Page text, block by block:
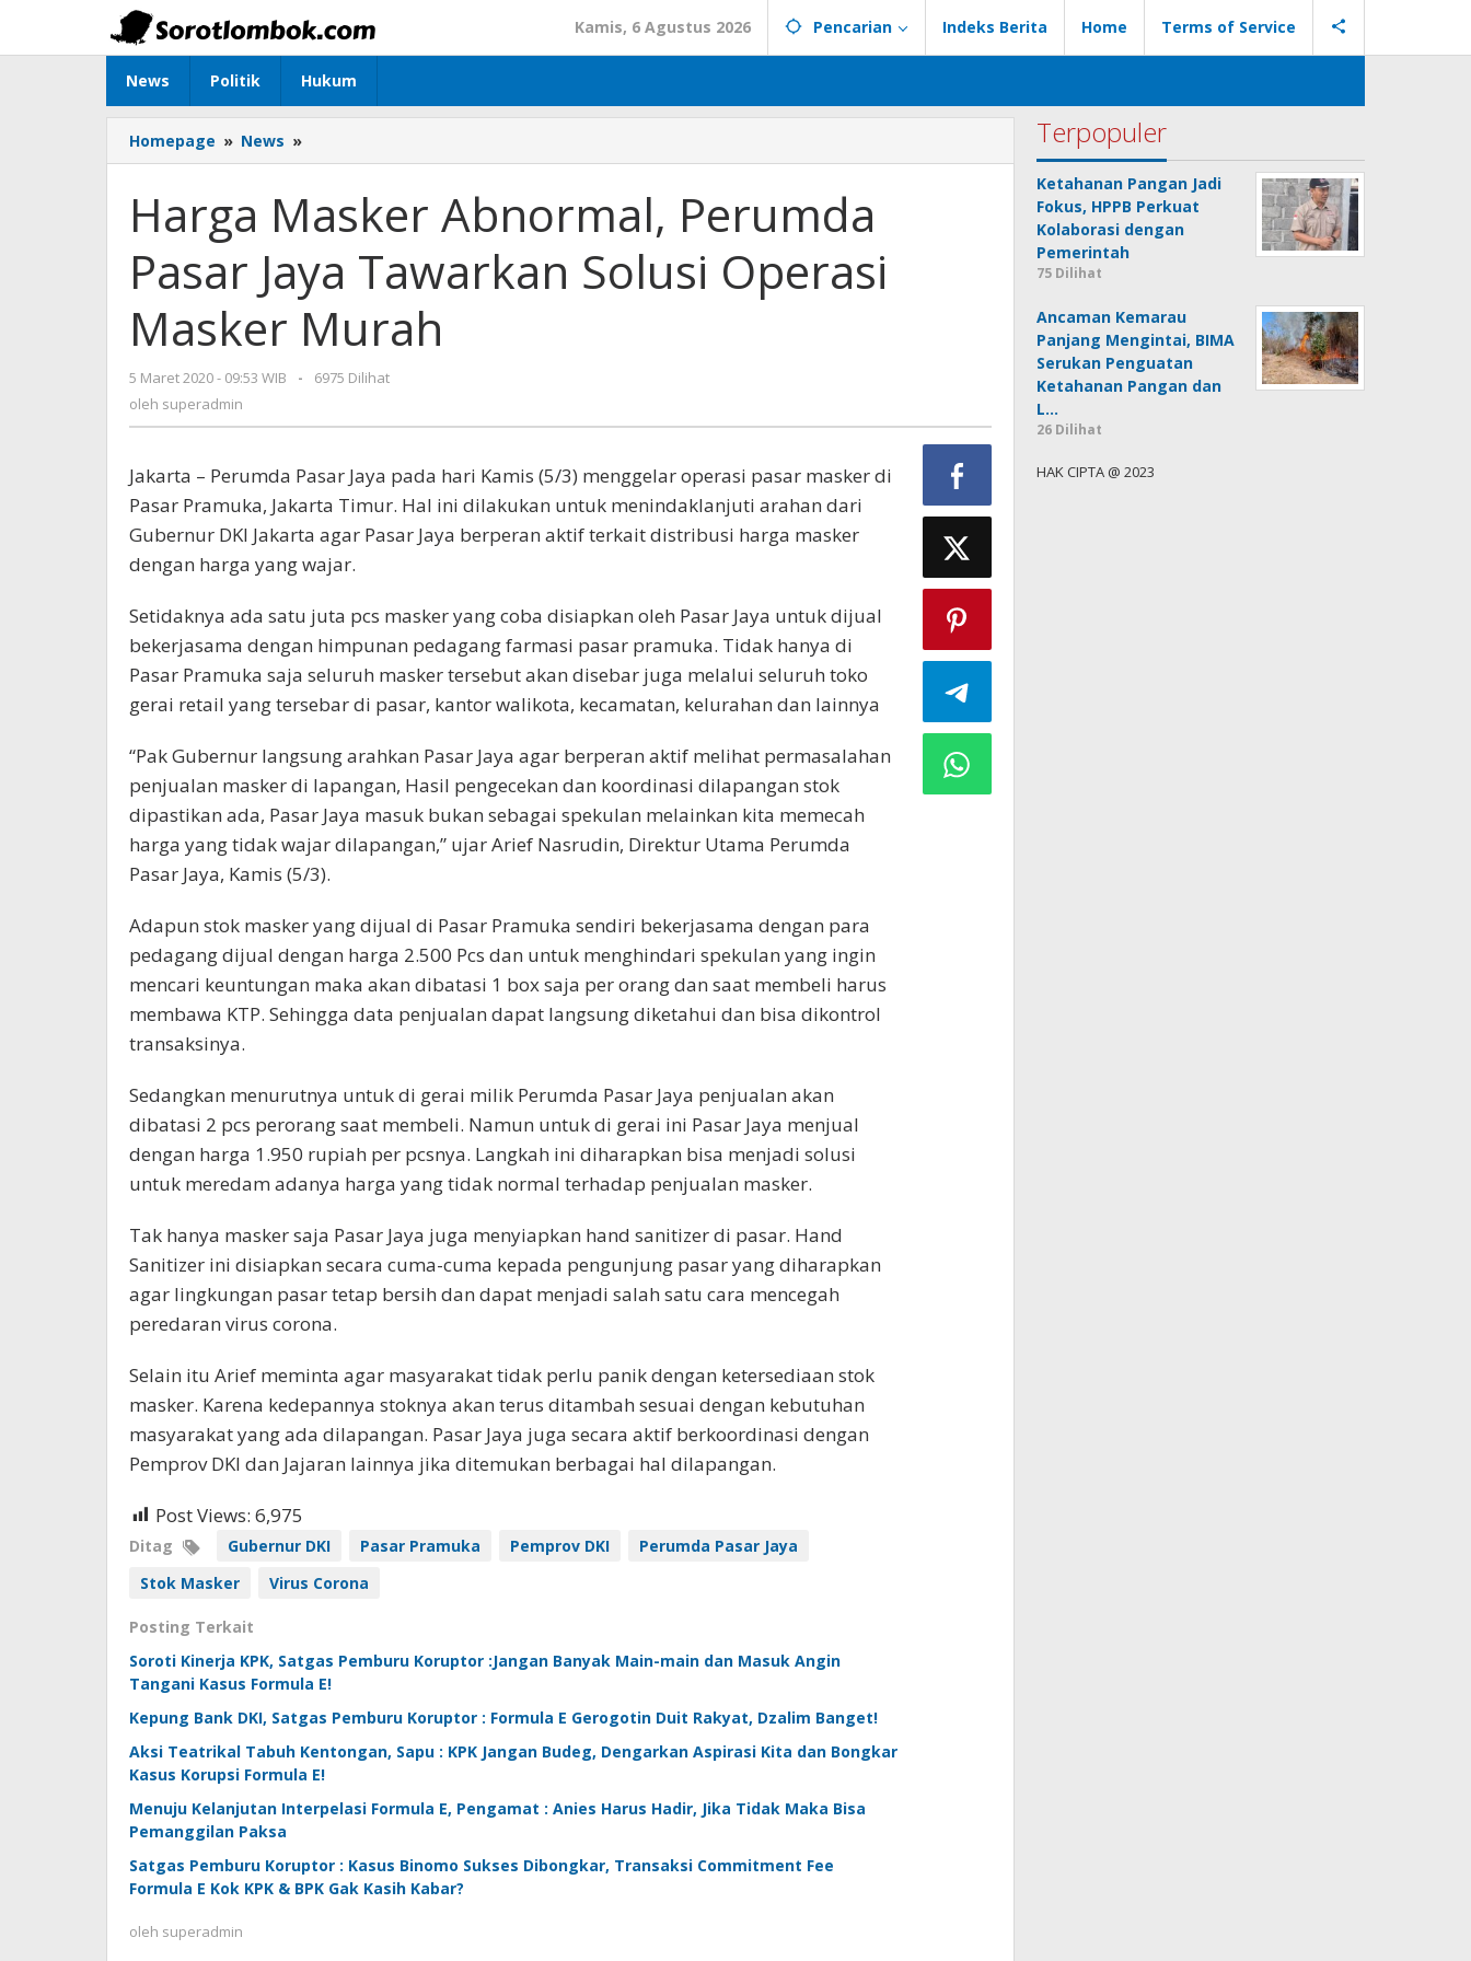
konten
Kamis, 6 Agustus 2026 Pencarian Indeks Berita Home Terms of Service
News Politik Hukum
Homepage » News »
Masker
Perumda
Pasar
Tawarkan
Solusi
Operasi
Masker
Murah
Harga Masker Abnormal, Perumda
Pasar Jaya Tawarkan Solusi Operasi
Masker Murah
5 Maret 2020 - 09:53 WIB
oleh
-
6975 Dilihat
oleh superadmin
Jakarta – Perumda Pasar Jaya pada hari Kamis (5/3) menggelar operasi pasar masker di
Pasar Pramuka, Jakarta Timur. Hal ini dilakukan untuk menindaklanjuti arahan dari
Gubernur DKI Jakarta agar Pasar Jaya berperan aktif terkait distribusi harga masker
dengan harga yang wajar.
Setidaknya ada satu juta pcs masker yang coba disiapkan oleh Pasar Jaya untuk dijual
bekerjasama dengan himpunan pedagang farmasi pasar pramuka. Tidak hanya di
Pasar Pramuka saja seluruh masker tersebut akan disebar juga melalui seluruh toko
gerai retail yang tersebar di pasar, kantor walikota, kecamatan, kelurahan dan lainnya
“Pak Gubernur langsung arahkan Pasar Jaya agar berperan aktif melihat permasalahan
penjualan masker di lapangan, Hasil pengecekan dan koordinasi dilapangan stok
dipastikan ada, Pasar Jaya masuk bukan sebagai spekulan melainkan kita memecah
harga yang tidak wajar dilapangan,” ujar Arief Nasrudin, Direktur Utama Perumda
Pasar Jaya, Kamis (5/3).
Adapun stok masker yang dijual di Pasar Pramuka sendiri bekerjasama dengan para
pedagang dijual dengan harga 2.500 Pcs dan untuk menghindari spekulan yang ingin
mencari keuntungan maka akan dibatasi 1 box saja per orang dan saat membeli harus
membawa KTP. Sehingga data penjualan dapat langsung diketahui dan bisa dikontrol
transaksinya.
Sedangkan menurutnya untuk di gerai milik Perumda Pasar Jaya penjualan akan
dibatasi 2 pcs perorang saat membeli. Namun untuk di gerai ini Pasar Jaya menjual
dengan harga 1.950 rupiah per pcsnya. Langkah ini diharapkan bisa menjadi solusi
untuk meredam adanya harga yang tidak normal terhadap penjualan masker.
Tak hanya masker saja Pasar Jaya juga menyiapkan hand sanitizer di pasar. Hand
Sanitizer ini disiapkan secara cuma-cuma kepada pengunjung pasar yang diharapkan
agar lingkungan pasar tetap bersih dan dapat menjadi salah satu cara mencegah
peredaran virus corona.
Selain itu Arief meminta agar masyarakat tidak perlu panik dengan ketersediaan stok
masker. Karena kedepannya stoknya akan terus ditambah sesuai dengan kebutuhan
masyarakat yang ada dilapangan. Pasar Jaya juga secara aktif berkoordinasi dengan
Pemprov DKI dan Jajaran lainnya jika ditemukan berbagai hal dilapangan.
Post Views: 6,975
Ditag Gubernur DKI Pasar Pramuka Pemprov DKI
Perumda Pasar Jaya
Stok Masker
Virus Corona
Posting Terkait
Soroti Kinerja KPK, Satgas Pemburu Koruptor :Jangan Banyak Main-main dan Masuk Angin
Tangani Kasus Formula E!
Kepung Bank DKI, Satgas Pemburu Koruptor : Formula E Gerogotin Duit Rakyat, Dzalim Banget!
Aksi Teatrikal Tabuh Kentongan, Sapu : KPK Jangan Budeg, Dengarkan Aspirasi Kita dan Bongkar
Kasus Korupsi Formula E!
Menuju Kelanjutan Interpelasi Formula E, Pengamat : Anies Harus Hadir, Jika Tidak Maka Bisa
Pemanggilan Paksa
Satgas Pemburu Koruptor : Kasus Binomo Sukses Dibongkar, Transaksi Commitment Fee
Formula E Kok KPK & BPK Gak Kasih Kabar?
oleh superadmin
Terpopuler
Ketahanan Pangan Jadi
Fokus, HPPB Perkuat
Kolaborasi dengan
Pemerintah
75 Dilihat
Ancaman Kemarau
Panjang Mengintai, BIMA
Serukan Penguatan
Ketahanan Pangan dan
L…
26 Dilihat
HAK CIPTA @ 2023